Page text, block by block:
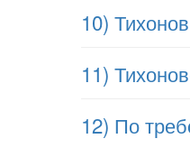
10)
11)
12) По